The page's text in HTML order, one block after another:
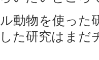
動物を使った
た研究はまだ